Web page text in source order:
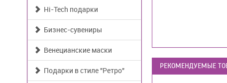
Hi-Tech подарки
Бизнес-сувениры
Венецианские маски
Подарки в стиле "Ретро" РЕКОМЕНДУЕМЫЕ